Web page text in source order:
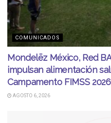
COMUNICADOS
Mondelēz México, Red
impulsan alimentación
Campamento FIMSS 2026
AGOSTO 6, 2026